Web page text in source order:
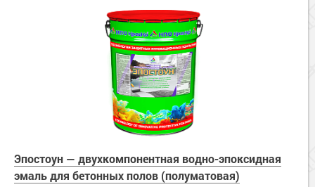
Эпостоун — двухкомпонентная водно-эпоксидная
эмаль для бетонных полов (полуматовая)